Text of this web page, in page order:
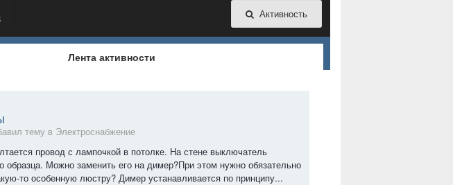
Активность
Лента активности
тему в Электроснабжение
провод с лампочкой в потолке. На стене выключатель
образца. Можно заменить его на димер?При этом нужно обязательно
то особенную люстру? Димер устанавливается по принципу...